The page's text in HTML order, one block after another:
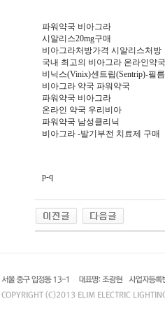
파워약국 비아그라
시알리스20mg구매
비아그라처방가격 시알리스처방
국내 최고의 비아그라 온라인약
비닉스(Vinix)센트립(Sentrip)-필
비아그라 약국 파워약국
파워약국 비아그라
온라인 약국 우리비아
파워약국 남성클리닉
비아그라 -발기부전 치료제 구매
p-q
출
장